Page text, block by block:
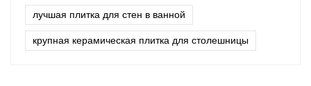
лучшая плитка для стен в ванной
крупная керамическая плитка для столешницы